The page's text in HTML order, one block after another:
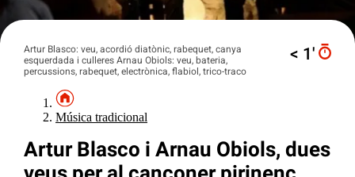
Artur Blasco: veu, acordió diatònic, rabequet, canya
esquerdada i culleres Arnau Obiols: veu, bateria,
percussions, rabequet, electrònica, flabiol, trico-traco
< 1′
Música tradicional
Artur Blasco i Arnau Obiols, dues